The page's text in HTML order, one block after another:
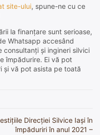
site-ului, spune-ne cu ce
la finanțare sunt serioase,
Whatsapp accesând
consultanți și ingineri silvici
împădurire. Ei vă pot
și vă pot asista pe toată
Direcției Silvice Iași în
împăduriri în anul 2021 –